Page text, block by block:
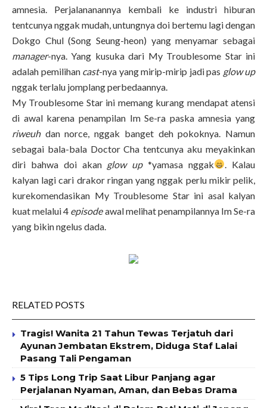
amnesia. Perjalananannya kembali ke industri hiburan
tentcunya nggak mudah, untungnya doi bertemu lagi dengan
Dokgo Chul (Song Seung-heon) yang menyamar sebagai
manager-nya. Yang kusuka dari My Troublesome Star ini
adalah pemilihan cast-nya yang mirip-mirip jadi pas glow up
nggak terlalu jomplang perbedaannya.
My Troublesome Star ini memang kurang mendapat atensi
di awal karena penampilan Im Se-ra paska amnesia yang
riweuh dan norce, nggak banget deh pokoknya. Namun
sebagai bala-bala Doctor Cha tentcunya aku meyakinkan
diri bahwa doi akan glow up*yamasa nggak
. Kalau
kalyan lagi cari drakor ringan yang nggak perlu mikir pelik,
kurekomendasikan My Troublesome Star ini asal kalyan
kuat melalui 4 episodeawal melihat penampilannya Im Se-ra
yang bikin ngelus dada.
RELATED POSTS
Tragis! Wanita 21 Tahun Tewas Terjatuh dari
Ayunan Jembatan Ekstrem, Diduga Staf Lalai
Pasang Tali Pengaman
5 Tips Long Trip Saat Libur Panjang agar
Perjalanan Nyaman, Aman, dan Bebas Drama